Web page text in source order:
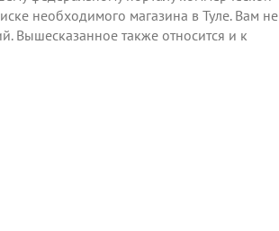
необходимого магазина в Туле. Вам не
Вышесказанное также относится и к